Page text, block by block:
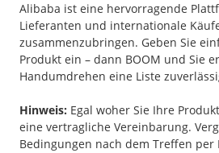
Alibaba ist eine hervorragende
Lieferanten und internationale
zusammenzubringen. Geben Sie
Produkt ein – dann BOOM und Sie
Handumdrehen eine Liste
Hinweis: Egal woher Sie Ihre
eine vertragliche Vereinbarung.
Bedingungen nach dem Treffen per